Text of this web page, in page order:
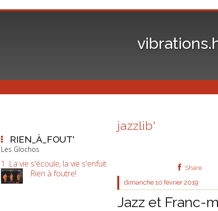
RIEN_À_FOUT'
Les Glochos
1. La vie s'écoule, la vie s'enfuit
Rien à foutre!
jazzlib'
Share
dimanche 10 février 2019
Jazz et Franc-